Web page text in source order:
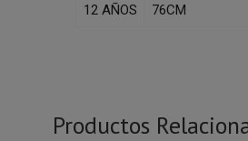
12 AÑOS 76CM
Productos